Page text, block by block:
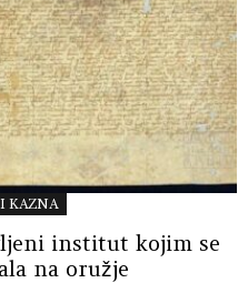
KAZNA
institut kojim se
na oružje